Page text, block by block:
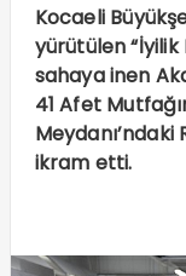
Kocaeli
yürütülen “İyilik
sahaya inen
41 Afet
ikram etti.